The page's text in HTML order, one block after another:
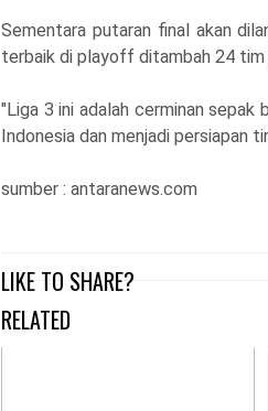
Sementara putaran final akan
terbaik di playoff ditambah 24 tim
"Liga 3 ini adalah cerminan
Indonesia dan menjadi persiapan
sumber : antaranews.com
LIKE TO SHARE?
RELATED